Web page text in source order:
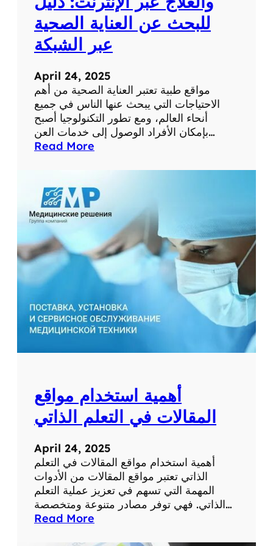
م
س
و
ص
ح
ت
ك
ا
ل
ص
ة
للبحث عن العناية الصحية
عبر الشبكة
April 24, 2025
مواقع طبية تعتبر العناية الصحية من أهم
الاحتياجات التي يبحث عنها الناس في جميع
أنحاء العالم، ومع تطور التكنولوجيا أصبح
بإمكان الأفراد الوصول إلى خدمات العن…
Read More
ض
ل
م
ا
ق
ع
ط
ي
ة
ل
خ
ي
ص
ا
ل
ع
ل
ا
ج
أهمية استخدام مواقع
المقالات في التعلم الذاتي
April 24, 2025
أهمية استخدام مواقع المقالات في التعلم
الذاتي تعتبر مواقع المقالات من الأدوات
المهمة التي تسهم في تعزيز عملية التعلم
الذاتي. فهي توفر مصادر متنوعة ومتخصصة…
Read More